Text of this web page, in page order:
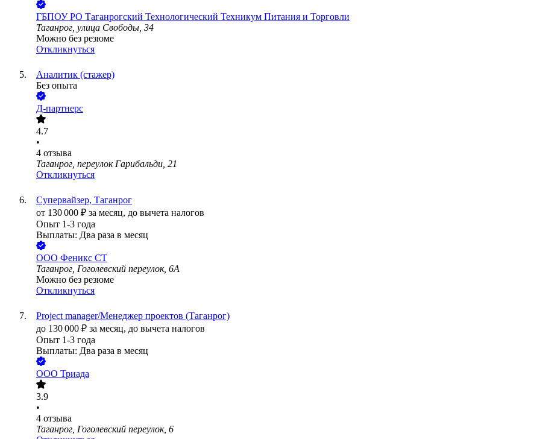
ГБПОУ РО Таганрогский Технологический Техникум Питания и Торговли
Таганрог, улица Свободы, 34
Можно без резюме
Откликнуться
Аналитик (стажер)
Без опыта
Д-партнерс
4.7
•
4 отзыва
Таганрог, переулок Гарибальди, 21
Откликнуться
Супервайзер, Таганрог
от 130 000 ₽ за месяц, до вычета налогов
Опыт 1-3 года
Выплаты: Два раза в месяц
ООО Феникс СТ
Таганрог, Гоголевский переулок, 6А
Можно без резюме
Откликнуться
Project manager/Менеджер проектов (Таганрог)
до 130 000 ₽ за месяц, до вычета налогов
Опыт 1-3 года
Выплаты: Два раза в месяц
ООО Триада
3.9
•
4 отзыва
Таганрог, Гоголевский переулок, 6